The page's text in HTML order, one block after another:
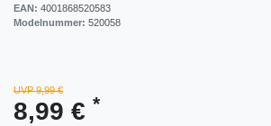
EAN: 4001868520583
Modelnummer: 520058
UVP 9,99 €
8,99 € *